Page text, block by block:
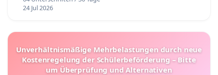
24 Jul 2026
Unverhältnismäßige Mehrbelastungen durch neue
Kostenregelung der Schülerbeförderung – Bitte
um Überprüfung und Alternativen